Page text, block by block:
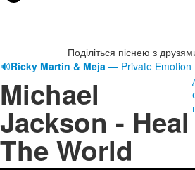
Поділіться піснею з
🔊Ricky Martin & Meja — Private Emotion
Michael
Jackson - Heal
The World